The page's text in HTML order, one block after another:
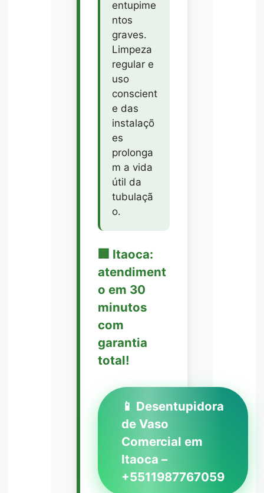
entupime
ntos
graves.
Limpeza
regular e
uso
conscient
e das
instalaçõ
es
prolonga
m a vida
útil da
tubulaçã
o.
🏢 Itaoca:
atendiment
o em 30
minutos
com
garantia
total!
📱 Desentupidora
de Vaso
Comercial em
Itaoca –
+5511987767059